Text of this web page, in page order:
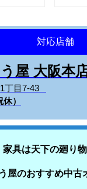
対応店舗
屋 大阪本
丁目7-43
）
家具は天下の廻り
屋のおすすめ中古